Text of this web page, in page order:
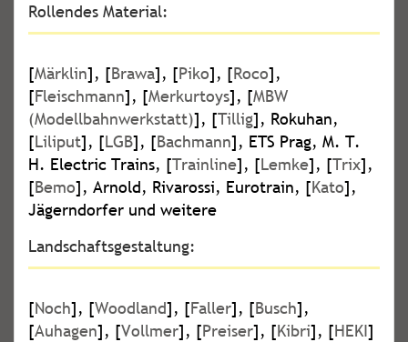
Rollendes Material:
[Märklin], [Brawa], [Piko], [Roco],
[Fleischmann], [Merkurtoys], [MBW
(Modellbahnwerkstatt)], [Tillig], Rokuhan,
[Liliput], [LGB], [Bachmann], ETS Prag, M. T.
H. Electric Trains, [Trainline], [Lemke], [Trix],
[Bemo], Arnold, Rivarossi, Eurotrain, [Kato],
Jägerndorfer und weitere
Landschaftsgestaltung:
[Noch], [Woodland], [Faller], [Busch],
[Auhagen], [Vollmer], [Preiser], [Kibri], [HEKI]